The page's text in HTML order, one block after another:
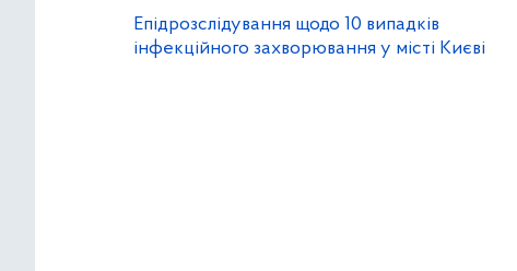
Епідрозслідування щодо 10 випадків
інфекційного захворювання у місті Києві